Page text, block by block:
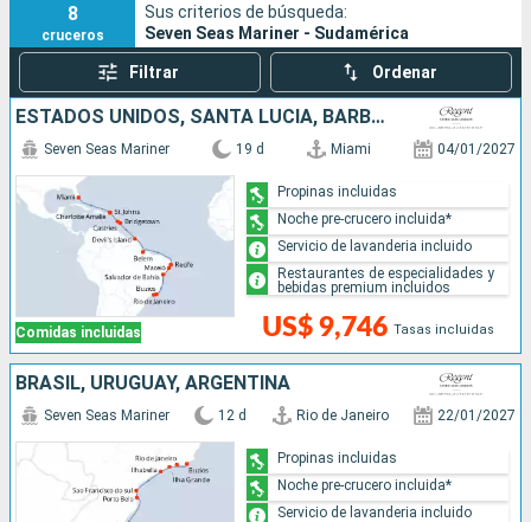
8
cruceros
Sus criterios de búsqueda:
Seven Seas Mariner - Sudamérica
Filtrar Ordenar
ESTADOS UNIDOS, SANTA LUCIA, BARBADOS, FRANCIA, BRASIL
Comidas incluidas
Seven Seas Mariner 19 d Miami 04/01/2027
US$ 9,746 Tasas incluidas
Propinas incluidas
Noche pre-crucero incluida*
Servicio de lavanderia incluido
Restaurantes de especialidades y
bebidas premium incluidos
BRASIL, URUGUAY, ARGENTINA
Seven Seas Mariner 12 d Rio de Janeiro 22/01/2027
Propinas incluidas
Noche pre-crucero incluida*
Servicio de lavanderia incluido